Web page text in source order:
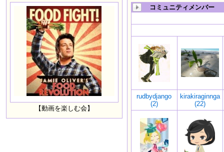
【動画を楽しむ会】
コミュニティメンバー
rudbydjango
(2)
kirakiraginnga
(22)